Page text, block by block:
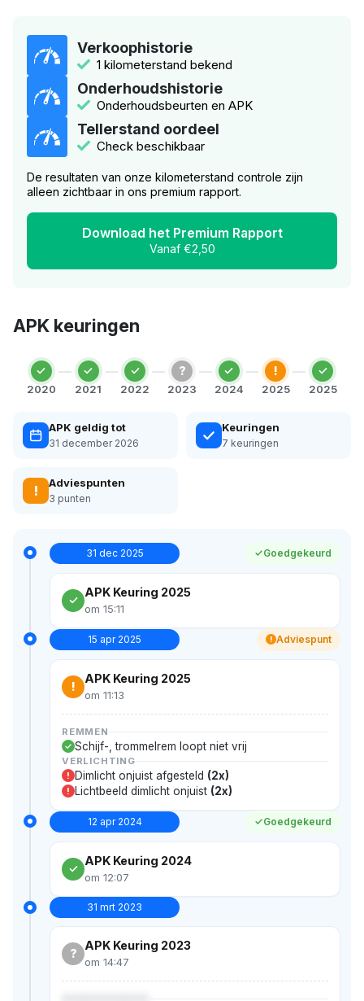
Verkoophistorie
1 kilometerstand bekend
Onderhoudshistorie
Onderhoudsbeurten en APK
Tellerstand oordeel
Check beschikbaar
De resultaten van onze kilometerstand controle zijn
alleen zichtbaar in ons premium rapport.
Download het Premium Rapport
Vanaf €2,50
APK keuringen
2020 2021 2022
?
2023 2024
!
2025 2025
APK geldig tot
31 december 2026
Keuringen
7 keuringen
! Adviespunten
3 punten
31 dec 2025 Goedgekeurd
APK Keuring 2025
om 15:11
15 apr 2025 ! Adviespunt
!
APK Keuring 2025
om 11:13
REMMEN
Schijf-, trommelrem loopt niet vrij
VERLICHTING
! Dimlicht onjuist afgesteld (2x)
! Lichtbeeld dimlicht onjuist (2x)
12 apr 2024 Goedgekeurd
APK Keuring 2024
om 12:07
31 mrt 2023
?
APK Keuring 2023
om 14:47